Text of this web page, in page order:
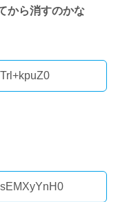
から消すのかな